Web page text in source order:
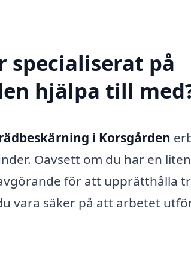
specialiserat på
hjälpa till
i Korsgården
Oavsett om du har en
för att upprätthålla
vara säker på att arbetet